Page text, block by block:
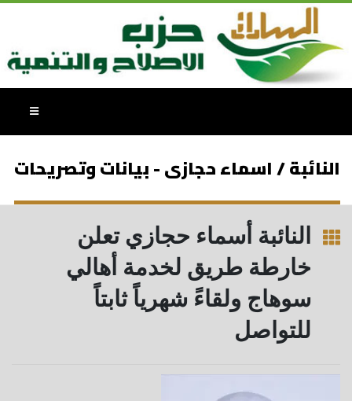
النائبة / اسماء حجازى - بيانات وتصريحات
النائبة أسماء حجازي تعلن
خارطة طريق لخدمة أهالي
سوهاج ولقاءً شهرياً ثابتاً
للتواصل